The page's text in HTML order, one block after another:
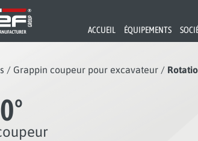
ACCUEIL ÉQUIPEMENTS
/ Grappin coupeur pour excavateur /